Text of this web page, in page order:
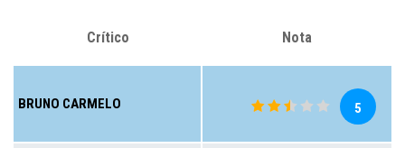
Crítico Nota
BRUNO CARMELO 5